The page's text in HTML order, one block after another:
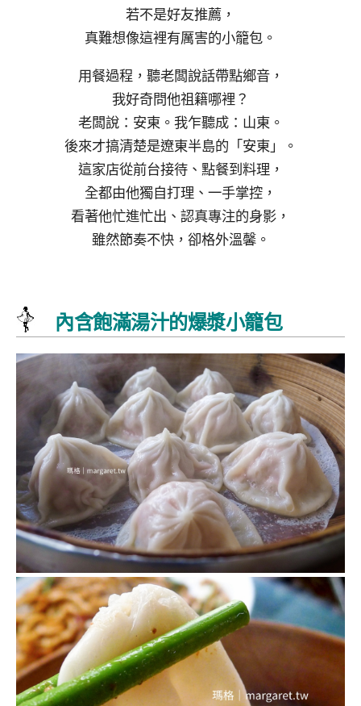
若不是好友推薦，
真難想像這裡有厲害的小籠包。
用餐過程，聽老闆說話帶點鄉音，
我好奇問他祖籍哪裡？
老闆說：安東。我乍聽成：山東。
後來才搞清楚是遼東半島的「安東」。
這家店從前台接待、點餐到料理，
全都由他獨自打理、一手掌控，
看著他忙進忙出、認真專注的身影，
雖然節奏不快，卻格外溫馨。
內含飽滿湯汁的爆漿小籠包